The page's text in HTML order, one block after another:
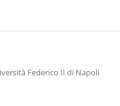
Federico II di Napoli